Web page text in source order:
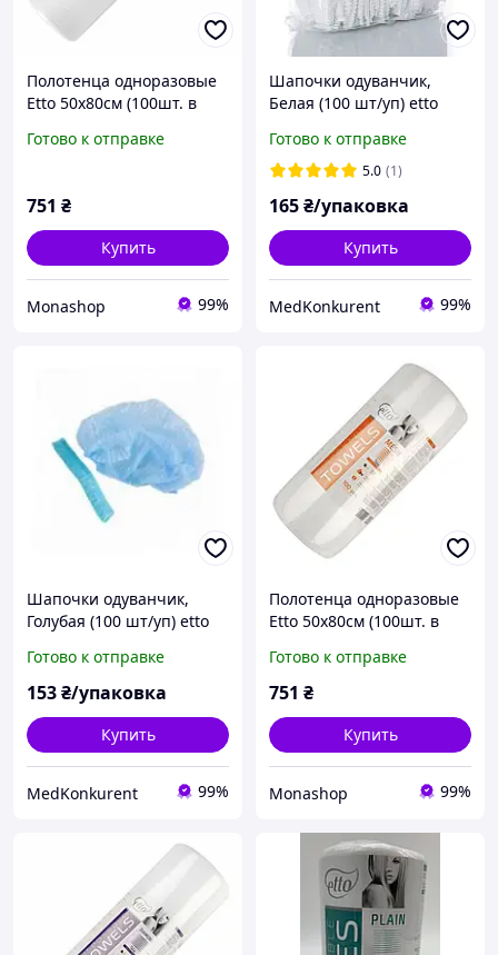
Полотенца одноразовые
Etto 50х80см (100шт. в
Готово к отправке
751 ₴
Купить
Monashop 99%
Шапочки одуванчик,
Белая (100 шт/уп) etto
Готово к отправке
5.0 (1)
165₴/упаковка
Купить
MedKonkurent 99%
Шапочки одуванчик,
Голубая (100 шт/уп) etto
Готово к отправке
153₴/упаковка
Купить
MedKonkurent 99%
Полотенца одноразовые
Etto 50х80см (100шт. в
Готово к отправке
751 ₴
Купить
Monashop 99%